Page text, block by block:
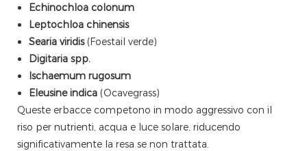
Echinochloa colonum
Leptochloa chinensis
Searia viridis(Foestail verde)
Digitaria spp.
Ischaemum rugosum
Eleusine indica (Ocavegrass)
Queste erbacce competono in modo aggressivo con il
riso per nutrienti, acqua e luce solare, riducendo
significativamente la resa se non trattata.